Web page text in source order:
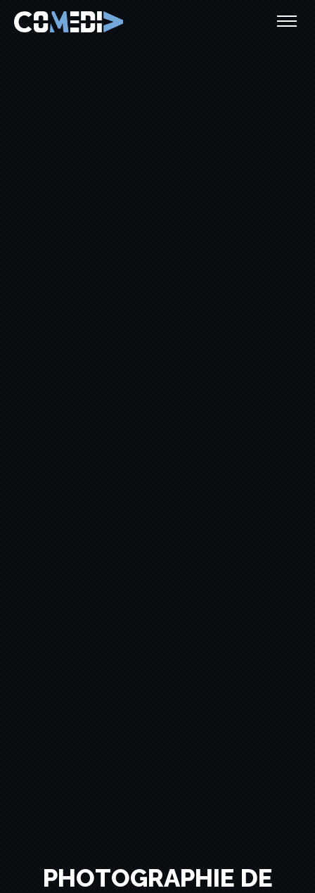
PHOTOGRAPHIE DE